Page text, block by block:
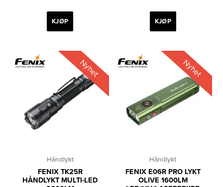
KJØP KJØP
Nyhet
Håndlykt
FENIX TK25R
HÅNDLYKT MULTI-LED
Nyhet
Håndlykt
FENIX E06R PRO LYKT
OLIVE 1600LM